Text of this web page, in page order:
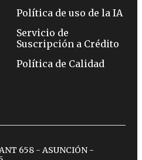
Política de uso de la IA
Servicio de
Suscripción a Crédito
Política de Calidad
658 - ASUNCIÓN -